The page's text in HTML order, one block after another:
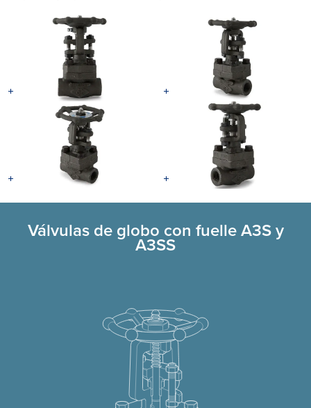
Válvulas de globo con fuelle A3S y
A3SS